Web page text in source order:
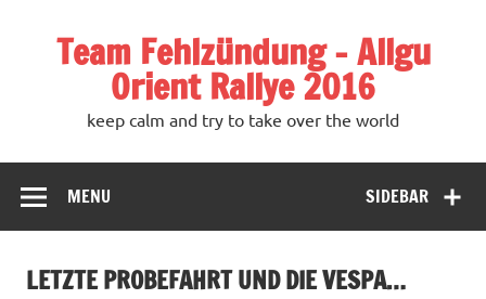
Team Fehlzündung – Allgu
Orient Rallye 2016
keep calm and try to take over the world
SIDEBAR
MENU
LETZTE PROBEFAHRT UND DIE VESPA…